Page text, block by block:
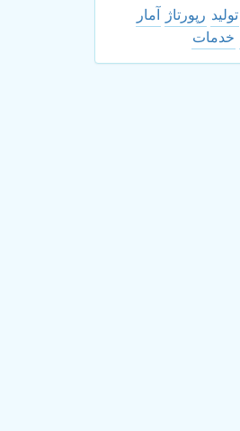
تولید رپورتاژ
آمار
خدمات